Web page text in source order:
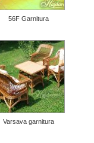
56F Garnitura
Varsava garnitura